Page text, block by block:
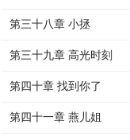
第三十八章 小拯
第三十九章 高光时刻
第四十章 找到你了
第四十一章 燕儿姐